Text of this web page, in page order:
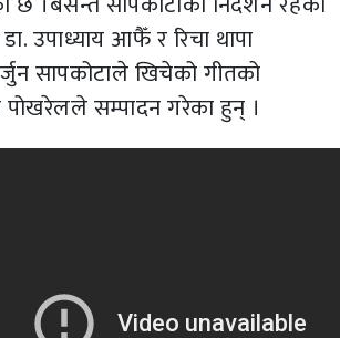
उपाध्याय आफैँ र रिचा थापा
सापकोटाले खिचेको गीतको
पोखरेलले सम्पादन गरेका हुन् ।